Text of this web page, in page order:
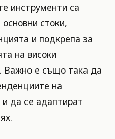
инструменти са
стоки,
и подкрепа за
на високи
Важно е също така да
на
да се адаптират